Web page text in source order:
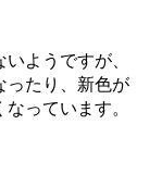
ようですが、
ったり、新色が
っています。